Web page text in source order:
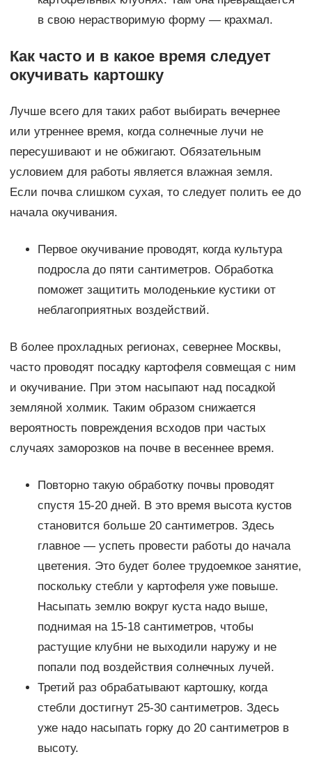
в свою нерастворимую форму — крахмал.
Как часто и в какое время следует
окучивать картошку
Лучше всего для таких работ выбирать вечернее
или утреннее время, когда солнечные лучи не
пересушивают и не обжигают. Обязательным
условием для работы является влажная земля.
Если почва слишком сухая, то следует полить ее до
начала окучивания.
Первое окучивание проводят, когда культура
подросла до пяти сантиметров. Обработка
поможет защитить молоденькие кустики от
неблагоприятных воздействий.
В более прохладных регионах, севернее Москвы,
часто проводят посадку картофеля совмещая с ним
и окучивание. При этом насыпают над посадкой
земляной холмик. Таким образом снижается
вероятность повреждения всходов при частых
случаях заморозков на почве в весеннее время.
Повторно такую обработку почвы проводят
спустя 15-20 дней. В это время высота кустов
становится больше 20 сантиметров. Здесь
главное — успеть провести работы до начала
цветения. Это будет более трудоемкое занятие,
поскольку стебли у картофеля уже повыше.
Насыпать землю вокруг куста надо выше,
поднимая на 15-18 сантиметров, чтобы
растущие клубни не выходили наружу и не
попали под воздействия солнечных лучей.
Третий раз обрабатывают картошку, когда
стебли достигнут 25-30 сантиметров. Здесь
уже надо насыпать горку до 20 сантиметров в
высоту.